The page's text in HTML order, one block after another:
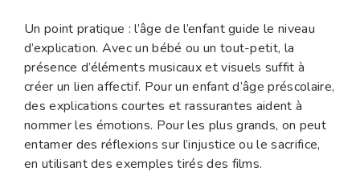
Un point pratique : l’âge de l’enfant guide le niveau
d’explication. Avec un bébé ou un tout-petit, la
présence d’éléments musicaux et visuels suffit à
créer un lien affectif. Pour un enfant d’âge préscolaire,
des explications courtes et rassurantes aident à
nommer les émotions. Pour les plus grands, on peut
entamer des réflexions sur l’injustice ou le sacrifice,
en utilisant des exemples tirés des films.